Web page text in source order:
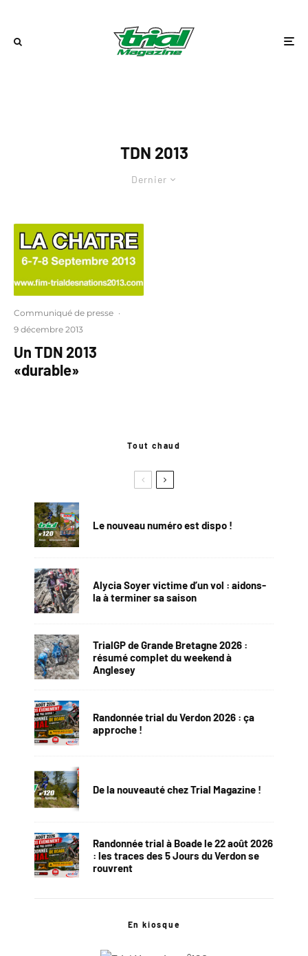
TDN 2013
Dernier
Communiqué de presse ·
9 décembre 2013
Un TDN 2013
«durable»
Tout chaud
Le nouveau numéro est dispo !
Alycia Soyer victime d’un vol : aidons-
la à terminer sa saison
TrialGP de Grande Bretagne 2026 :
résumé complet du weekend à
Anglesey
Randonnée trial du Verdon 2026 : ça
approche !
De la nouveauté chez Trial Magazine !
Randonnée trial à Boade le 22 août 2026
: les traces des 5 Jours du Verdon se
rouvrent
En kiosque